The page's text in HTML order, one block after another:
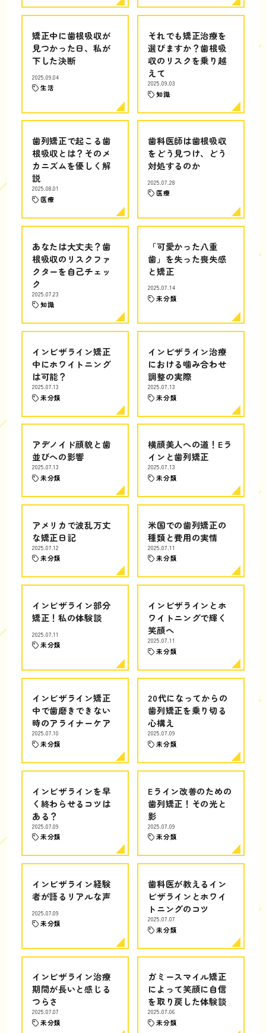
矯正中に歯根吸収が
見つかった日、私が
下した決断
2025.09.04
生活
それでも矯正治療を
選びますか？歯根吸
収のリスクを乗り越
えて
2025.09.03
知識
歯列矯正で起こる歯
根吸収とは？そのメ
カニズムを優しく解
説
2025.08.01
医療
歯科医師は歯根吸収
をどう見つけ、どう
対処するのか
2025.07.28
医療
あなたは大丈夫？歯
根吸収のリスクファ
クターを自己チェッ
ク
2025.07.23
知識
「可愛かった八重
歯」を失った喪失感
と矯正
2025.07.14
未分類
インビザライン矯正
中にホワイトニング
は可能？
2025.07.13
未分類
インビザライン治療
における噛み合わせ
調整の実際
2025.07.13
未分類
アデノイド顔貌と歯
並びへの影響
2025.07.13
未分類
横顔美人への道！Eラ
インと歯列矯正
2025.07.13
未分類
アメリカで波乱万丈
な矯正日記
2025.07.12
未分類
米国での歯列矯正の
種類と費用の実情
2025.07.11
未分類
インビザライン部分
矯正！私の体験談
2025.07.11
未分類
インビザラインとホ
ワイトニングで輝く
笑顔へ
2025.07.11
未分類
インビザライン矯正
中で歯磨きできない
時のアライナーケア
2025.07.10
未分類
20代になってからの
歯列矯正を乗り切る
心構え
2025.07.09
未分類
インビザラインを早
く終わらせるコツは
ある？
2025.07.09
未分類
Eライン改善のための
歯列矯正！その光と
影
2025.07.09
未分類
インビザライン経験
者が語るリアルな声
2025.07.09
未分類
歯科医が教えるイン
ビザラインとホワイ
トニングのコツ
2025.07.07
未分類
インビザライン治療
期間が長いと感じる
つらさ
2025.07.07
未分類
ガミースマイル矯正
によって笑顔に自信
を取り戻した体験談
2025.07.06
未分類